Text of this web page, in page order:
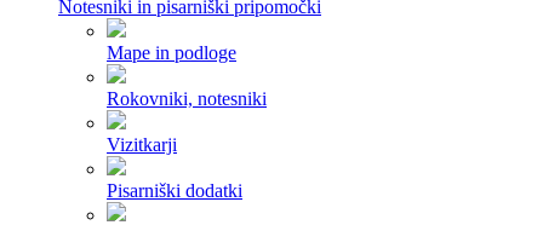
Notesniki in pisarniški pripomočki
Mape in podloge
Rokovniki, notesniki
Vizitkarji
Pisarniški dodatki